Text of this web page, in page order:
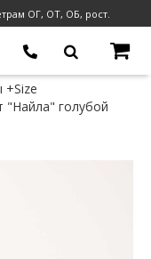
ОГ, ОТ, ОБ, рост.
+Size
"Найла" голубой